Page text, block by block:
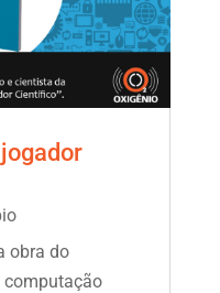
obra do
computação